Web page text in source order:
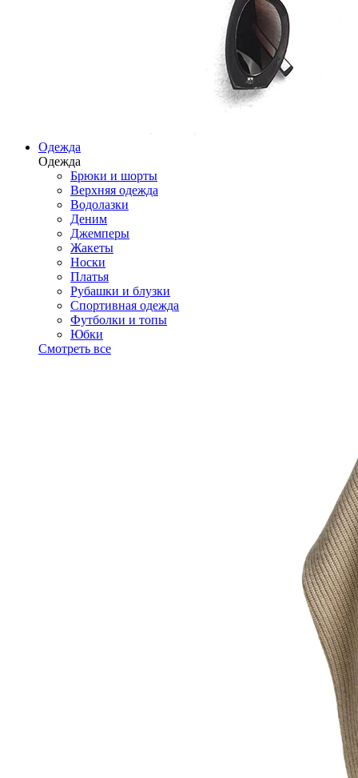
Одежда
Одежда
Брюки и шорты
Верхняя одежда
Водолазки
Деним
Джемперы
Жакеты
Носки
Платья
Рубашки и блузки
Спортивная одежда
Футболки и топы
Юбки
Смотреть все